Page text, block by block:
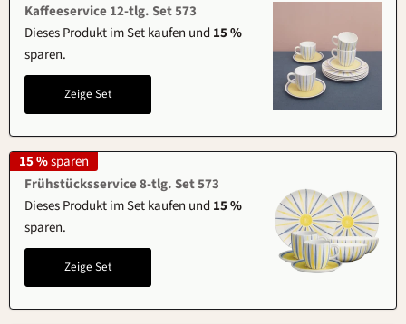
Kaffeeservice 12-tlg. Set 573
Dieses Produkt im Set kaufen und 15 %
sparen.
Zeige Set
Frühstücksservice 8-tlg. Set 573
Dieses Produkt im Set kaufen und 15 %
sparen.
Zeige Set
15 %sparen